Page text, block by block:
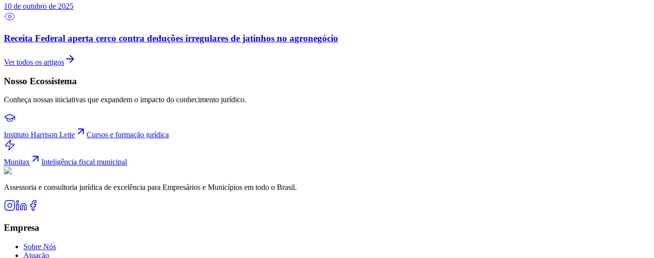
10 de outubro de 2025
Receita Federal aperta cerco contra deduções irregulares de jatinhos no agronegócio
Ver todos os artigos
Nosso Ecossistema
Conheça nossas iniciativas que expandem o impacto do conhecimento jurídico.
Instituto Harrison Leite Cursos e formação jurídica
Munitax Inteligência fiscal municipal
Assessoria e consultoria jurídica de excelência para Empresários e Municípios em todo o Brasil.
Empresa
Sobre Nós
Atuação